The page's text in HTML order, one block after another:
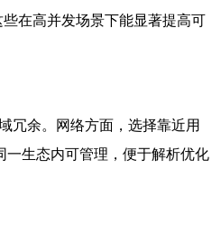
在高并发场景下能显著提高可
冗余。网络方面，选择靠近用
生态内可管理，便于解析优化